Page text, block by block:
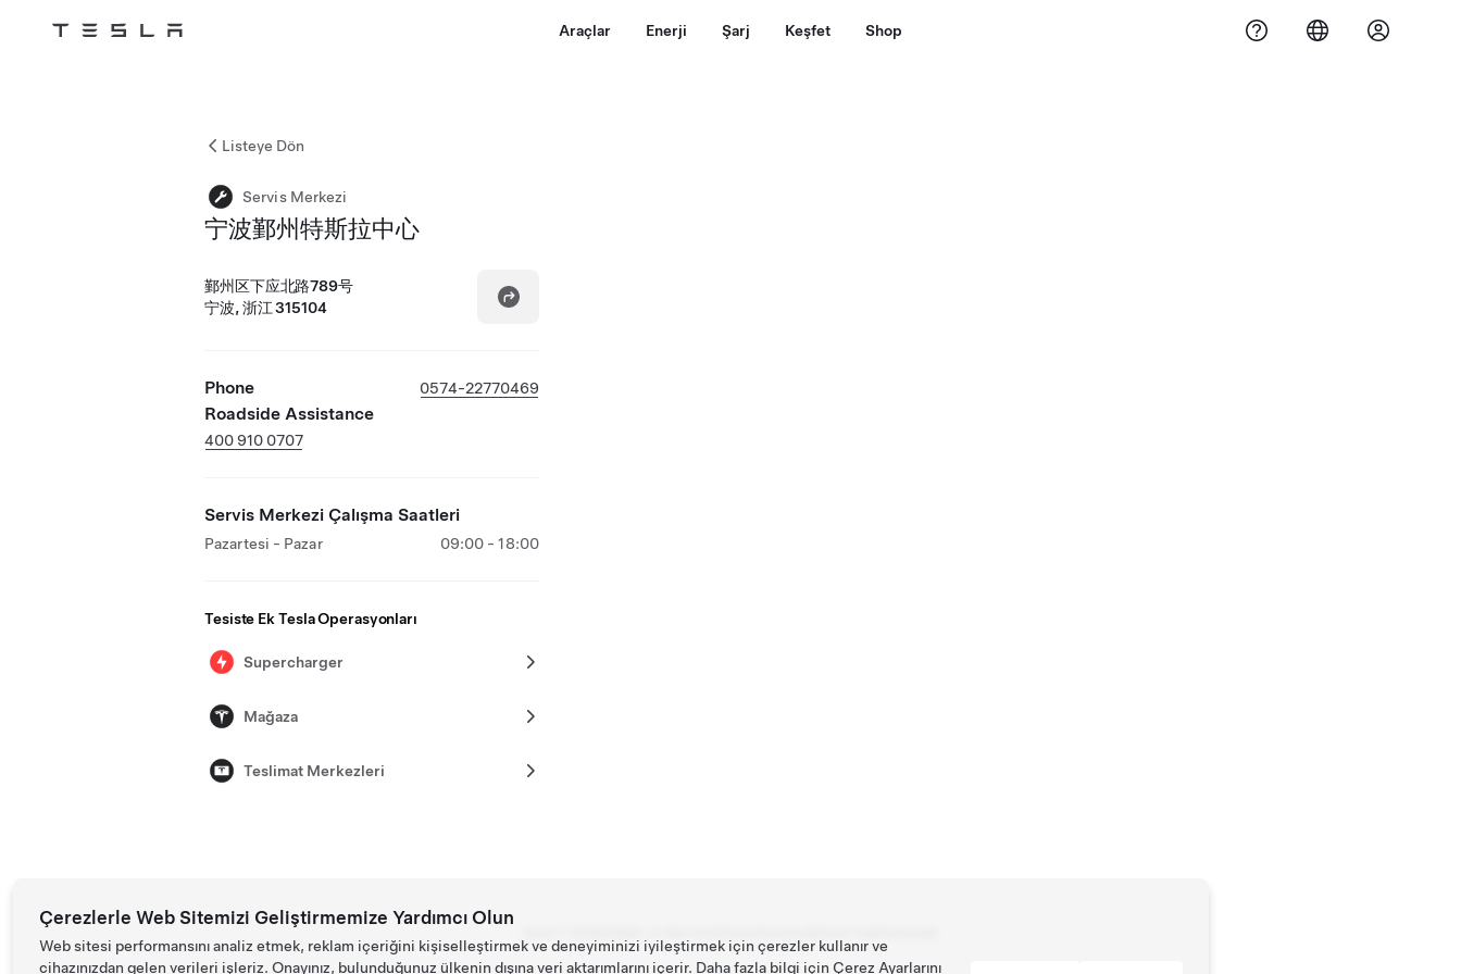
Tesla Araçlar Enerji Şarj Keşfet Shop
Listeye Dön
Servis Merkezi
宁波鄞州特斯拉中心
鄞州区下应北路789号
宁波, 浙江 315104
Phone 0574-22770469
Roadside Assistance
400 910 0707
Servis Merkezi Çalışma Saatleri
Pazartesi - Pazar 09:00 - 18:00
Tesiste Ek Tesla Operasyonları
Supercharger
Mağaza
Teslimat Merkezleri
Çerezlerle Web Sitemizi Geliştirmemize Yardımcı Olun
Web sitesi performansını analiz etmek, reklam içeriğini kişiselleştirmek ve deneyiminizi iyileştirmek için çerezler kullanır ve
cihazınızdan gelen verileri işleriz. Onayınız, bulunduğunuz ülkenin dışına veri aktarımlarını içerir. Daha fazla bilgi için Çerez Ayarlarını